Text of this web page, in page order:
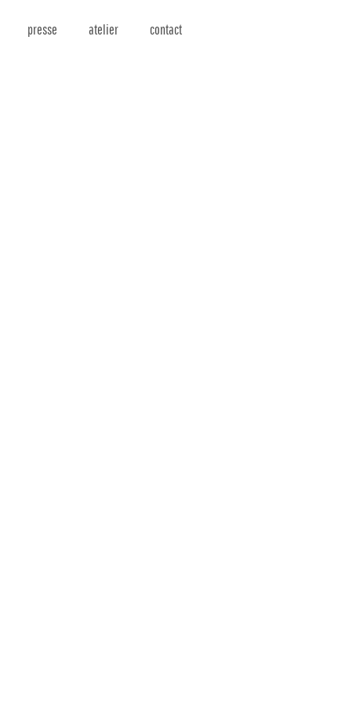
presse atelier contact